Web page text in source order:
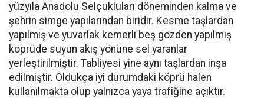
yüzyıla Anadolu Selçukluları döneminden kalma ve
şehrin simge yapılarından biridir. Kesme taşlardan
yapılmış ve yuvarlak kemerli beş gözden yapılmış
köprüde suyun akış yönüne sel yaranlar
yerleştirilmiştir. Tabliyesi yine aynı taşlardan inşa
edilmiştir. Oldukça iyi durumdaki köprü halen
kullanılmakta olup yalnızca yaya trafiğine açıktır.